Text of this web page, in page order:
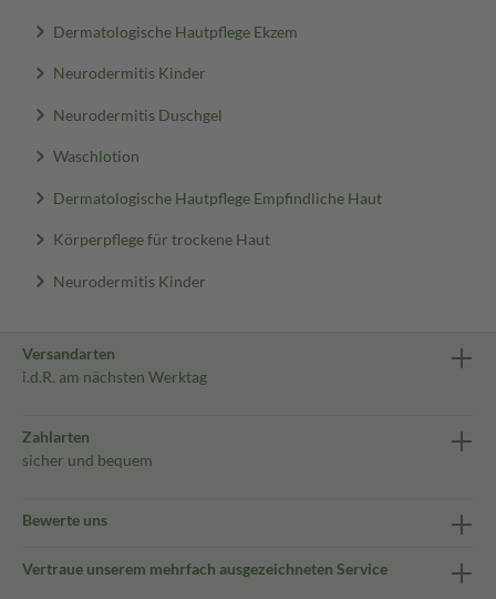
Dermatologische Hautpflege Ekzem
Neurodermitis Kinder
Neurodermitis Duschgel
Waschlotion
Dermatologische Hautpflege Empfindliche Haut
Körperpflege für trockene Haut
Neurodermitis Kinder
Versandarten
i.d.R. am nächsten Werktag
Zahlarten
sicher und bequem
Bewerte uns
Vertraue unserem mehrfach ausgezeichneten Service